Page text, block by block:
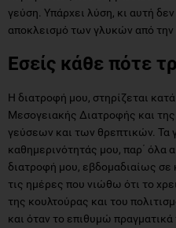
γεύση. Υπάρχει λύση, κι αυτή
αποκλεισμό των γλυκών από την
Εσείς κάθε πότε
Η διατροφή μου, στηρίζεται
Μεσογειακής Διατροφής και
γεύσεων και των θρεπτικών. Τα
καθημερινότητάς μου, παρ΄ όλα
διατροφή μου, εβδομαδιαίως σε
τις ημέρες που νιώθω ότι το
της κουλτούρας και του
και όταν το επιθυμώ